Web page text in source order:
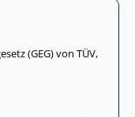
(GEG) von TÜV,